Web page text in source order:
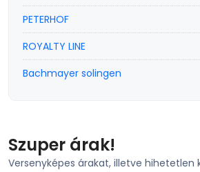
PETERHOF
ROYALTY LINE
Bachmayer solingen
Szuper árak!
Versenyképes árakat, illetve hihetetlen